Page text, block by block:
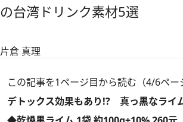
の台湾ドリンク素材5選
片倉 真理
この記事を1ページ目から読む（4/6ペー
デトックス効果もあり!? 真っ黒なライ